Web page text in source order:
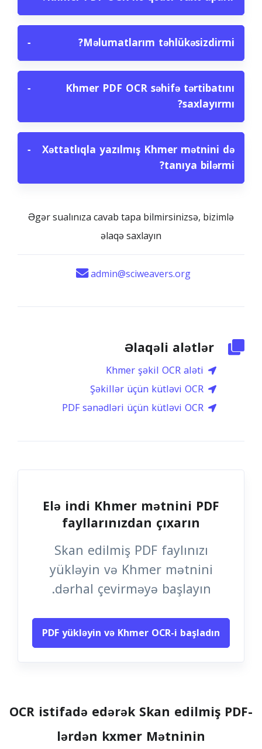
Məlumatlarım təhlükəsizdirmi?
−
Khmer PDF OCR səhifə tərtibatını
saxlayırmı?
−
Xəttatlıqla yazılmış Khmer mətnini də
tanıya bilərmi?
−
Əgər sualınıza cavab tapa bilmirsinizsə, bizimlə
əlaqə saxlayın
admin@sciweavers.org
Əlaqəli alətlər
Khmer şəkil OCR aləti
Şəkillər üçün kütləvi OCR
PDF sənədləri üçün kütləvi OCR
Elə indi Khmer mətnini PDF
fayllarınızdan çıxarın
Skan edilmiş PDF faylınızı
yükləyin və Khmer mətnini
dərhal çevirməyə başlayın.
PDF yükləyin və Khmer OCR-i başladın
OCR istifadə edərək Skan edilmiş PDF-
lərdən kxmer Mətninin